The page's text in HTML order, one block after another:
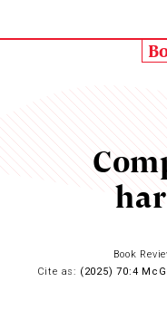
Book
Cite as: (2025) 70:4